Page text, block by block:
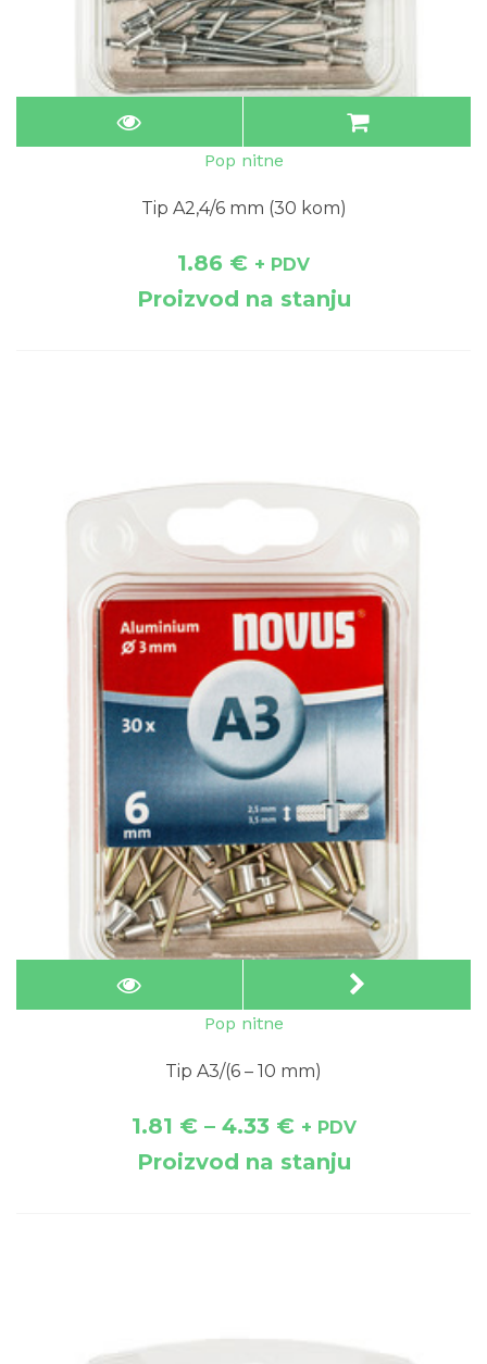
Pop nitne
Tip A2,4/6 mm (30 kom)
1.86 € + PDV
Proizvod na stanju
Pop nitne
Tip A3/(6 – 10 mm)
1.81 €– 4.33 € + PDV
Proizvod na stanju